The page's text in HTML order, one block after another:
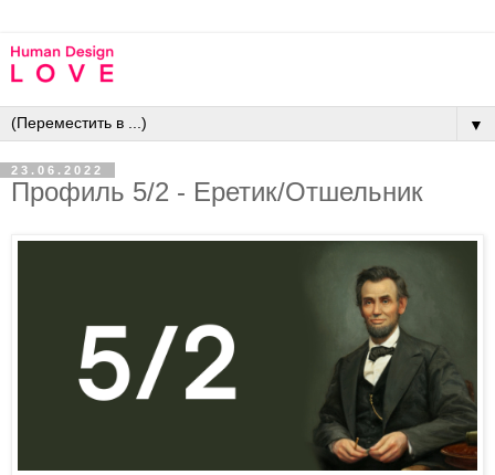
▼
23.06.2022
Профиль 5/2 - Еретик/Отшельник